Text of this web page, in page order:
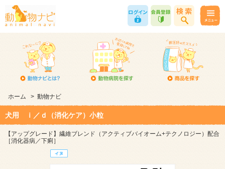
ホーム > 動物ナビ
犬用 ｉ／ｄ（消化ケア）小粒
【アップグレード】繊維ブレンド（アクティブバイオーム+テクノロジー）配合
［消化器病／下痢］